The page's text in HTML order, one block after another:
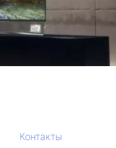
Контакты